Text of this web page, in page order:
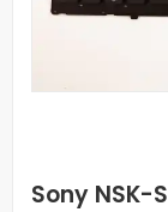
Sony NSK-